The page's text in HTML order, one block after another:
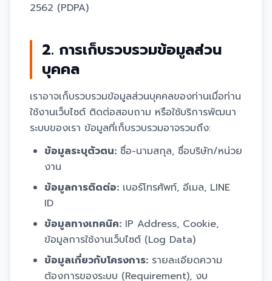
2562 (PDPA)
2. การเก็บรวบรวมข้อมูลส่วน
บุคคล
เราอาจเก็บรวบรวมข้อมูลส่วนบุคคลของท่านเมื่อท่าน
ใช้งานเว็บไซต์ ติดต่อสอบถาม หรือใช้บริการพัฒนา
ระบบของเรา ข้อมูลที่เก็บรวบรวมอาจรวมถึง:
ข้อมูลระบุตัวตน: ชื่อ-นามสกุล, ชื่อบริษัท/หน่วย
งาน
ข้อมูลการติดต่อ: เบอร์โทรศัพท์, อีเมล, LINE
ID
ข้อมูลทางเทคนิค: IP Address, Cookie,
ข้อมูลการใช้งานเว็บไซต์ (Log Data)
ข้อมูลเกี่ยวกับโครงการ: รายละเอียดความ
ต้องการของระบบ (Requirement), งบ